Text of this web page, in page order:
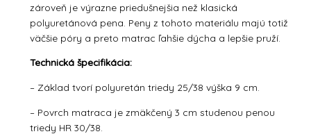
zároveň je výrazne priedušnejšia než klasická
polyuretánová pena. Peny z tohoto materiálu majú totiž
väčšie póry a preto matrac ľahšie dýcha a lepšie pruží.
Technická špecifikácia:
– Základ tvorí polyuretán triedy 25/38 výška 9 cm.
– Povrch matraca je zmäkčený 3 cm studenou penou
triedy HR 30/38.